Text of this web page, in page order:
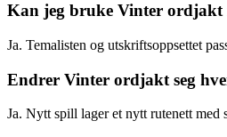
Kan jeg bruke Vinter ordjakt
Ja. Temalisten og utskriftsoppsettet
Endrer Vinter ordjakt seg
Ja. Nytt spill lager et nytt rutenett med